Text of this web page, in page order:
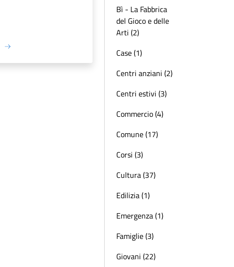
Bì - La Fabbrica
del Gioco e delle
Arti (2)
Case (1)
Centri anziani (2)
Centri estivi (3)
Commercio (4)
Comune (17)
Corsi (3)
Cultura (37)
Edilizia (1)
Emergenza (1)
Famiglie (3)
Giovani (22)